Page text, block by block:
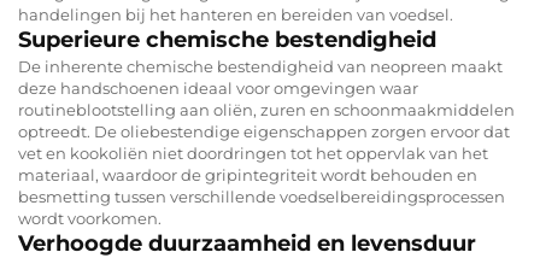
handelingen bij het hanteren en bereiden van voedsel.
Superieure chemische bestendigheid
De inherente chemische bestendigheid van neopreen maakt
deze handschoenen ideaal voor omgevingen waar
routineblootstelling aan oliën, zuren en schoonmaakmiddelen
optreedt. De oliebestendige eigenschappen zorgen ervoor dat
vet en kookoliën niet doordringen tot het oppervlak van het
materiaal, waardoor de gripintegriteit wordt behouden en
besmetting tussen verschillende voedselbereidingsprocessen
wordt voorkomen.
Verhoogde duurzaamheid en levensduur